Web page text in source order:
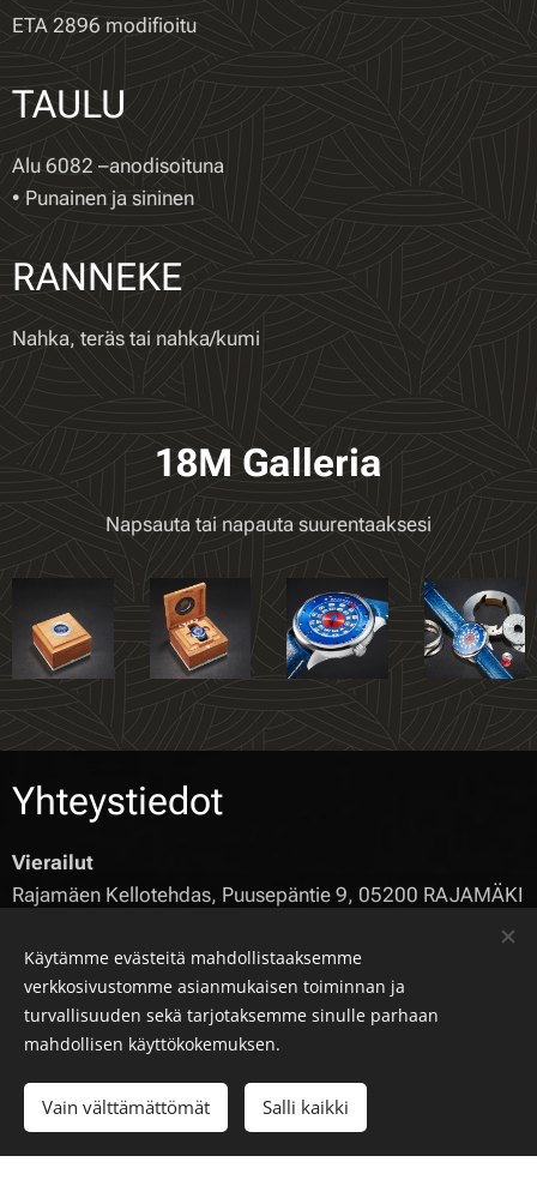
ETA 2896 modifioitu
TAULU
Alu 6082 –anodisoituna
• Punainen ja sininen
RANNEKE
Nahka, teräs tai nahka/kumi
18M Galleria
Napsauta tai napauta suurentaaksesi
Yhteystiedot
Vierailut
Rajamäen Kellotehdas, Puusepäntie 9, 05200 RAJAMÄKI
Soita meille
+358 50 5222 488
Sähköposti
info@rajamaenkellotehdas.fi
Käytämme evästeitä mahdollistaaksemme
verkkosivustomme asianmukaisen toiminnan ja
turvallisuuden sekä tarjotaksemme sinulle parhaan
mahdollisen käyttökokemuksen.
Vain välttämättömät Salli kaikki